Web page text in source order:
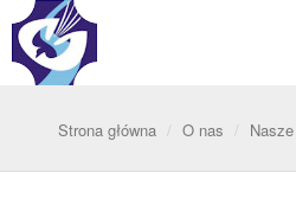
Strona główna O nas